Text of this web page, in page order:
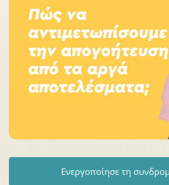
Ενεργοποίησε τη